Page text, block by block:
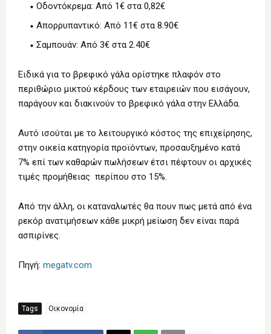
Οδοντόκρεμα: Από 1€ στα 0,82€
Απορρυπαντικό: Από 11€ στα 8.90€
Σαμπουάν: Από 3€ στα 2.40€
Ειδικά για το βρεφικό γάλα ορίστηκε πλαφόν στο
περιθώριο μικτού κέρδους των εταιρειών που εισάγουν,
παράγουν και διακινούν το βρεφικό γάλα στην Ελλάδα.
Αυτό ισούται με το λειτουργικό κόστος της επιχείρησης,
στην οικεία κατηγορία προϊόντων, προσαυξημένο κατά
7% επί των καθαρών πωλήσεων έτσι πέφτουν οι αρχικές
τιμές προμήθειας περίπου στο 15%.
Από την άλλη, οι καταναλωτές θα πουν πως μετά από ένα
ρεκόρ ανατιμήσεων κάθε μικρή μείωση δεν είναι παρά
ασπιρίνες.
Πηγή: megatv.com
Tags Οικονομία